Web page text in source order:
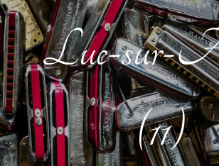
Luc-sur-
(11)